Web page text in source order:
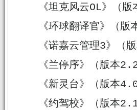
《坦克风云OL》（
《环球翻译官》（
《诺嘉云管理3》
《兰停序》（版本
《新灵台》（版本
《约驾校》（版本